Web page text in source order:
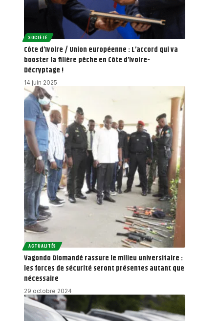
SOCIÉTÉ
Côte d’Ivoire / Union européenne : L’accord qui va
booster la filière pêche en Côte d’Ivoire-
Décryptage !
14 juin 2025
ACTUALITÉS
Vagondo Diomandé rassure le milieu universitaire :
les forces de sécurité seront présentes autant que
nécessaire
29 octobre 2024